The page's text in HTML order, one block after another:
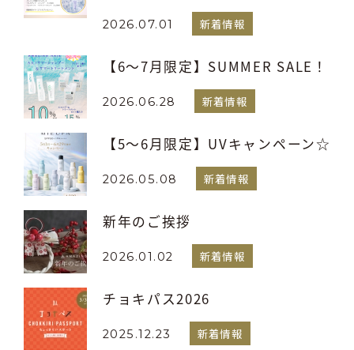
2026.07.01 新着情報
【6～7月限定】SUMMER SALE！
2026.06.28 新着情報
【5～6月限定】UVキャンペーン☆
2026.05.08 新着情報
新年のご挨拶
2026.01.02 新着情報
チョキパス2026
2025.12.23 新着情報